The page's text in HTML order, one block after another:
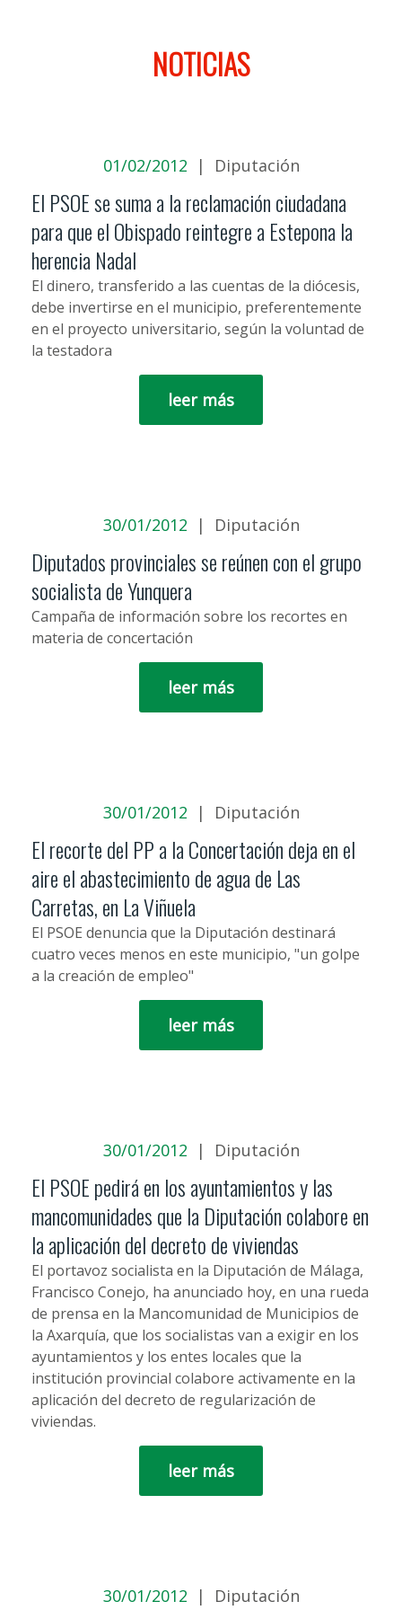
NOTICIAS
01/02/2012 | Diputación
El PSOE se suma a la reclamación ciudadana
para que el Obispado reintegre a Estepona la
herencia Nadal
El dinero, transferido a las cuentas de la diócesis,
debe invertirse en el municipio, preferentemente
en el proyecto universitario, según la voluntad de
la testadora
leer más
30/01/2012 | Diputación
Diputados provinciales se reúnen con el grupo
socialista de Yunquera
Campaña de información sobre los recortes en
materia de concertación
leer más
30/01/2012 | Diputación
El recorte del PP a la Concertación deja en el
aire el abastecimiento de agua de Las
Carretas, en La Viñuela
El PSOE denuncia que la Diputación destinará
cuatro veces menos en este municipio, "un golpe
a la creación de empleo"
leer más
30/01/2012 | Diputación
El PSOE pedirá en los ayuntamientos y las
mancomunidades que la Diputación colabore en
la aplicación del decreto de viviendas
El portavoz socialista en la Diputación de Málaga,
Francisco Conejo, ha anunciado hoy, en una rueda
de prensa en la Mancomunidad de Municipios de
la Axarquía, que los socialistas van a exigir en los
ayuntamientos y los entes locales que la
institución provincial colabore activamente en la
aplicación del decreto de regularización de
viviendas.
leer más
30/01/2012 | Diputación